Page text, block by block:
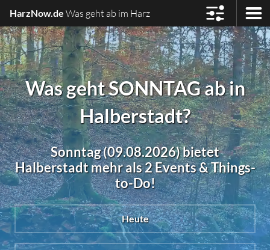
HarzNow.de Was geht ab im Harz
Was geht SONNTAG ab in
Halberstadt?
Sonntag (09.08.2026) bietet
Halberstadt mehr als 2 Events & Things-
to-Do!
Heute